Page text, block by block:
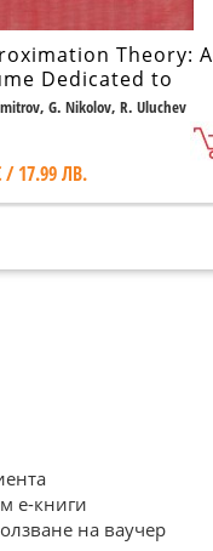
Theory: A
Dedicated to
Bojanov
G. Nikolov, R. Uluchev
/ 17.99 ЛВ.
е-книги
на ваучер